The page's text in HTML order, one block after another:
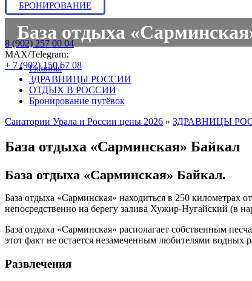
БРОНИРОВАНИЕ
8 (902) 257 00 04
МАХ/Telegram:
+ 7 (902) 150 67 08
База отдыха
Главная
ЗДРАВНИЦЫ РОССИИ
ОТДЫХ В РОССИИ
Бронирование путёвок
Санатории Урала и России цены 2026 » ЗДРАВНИЦЫ
База отдыха «Сарминская» Байкал
База отдыха «Сарминская» Байкал.
База отдыха «Сарминская» находиться в 250 километрах
непосредственно на берегу залива Хужир-Нугайский (в
База отдыха «Сарминская» располагает собственным
этот факт не остается незамеченным любителями водных
Развлечения